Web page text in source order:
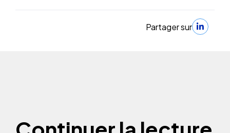
Partager sur